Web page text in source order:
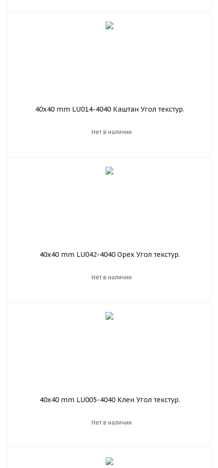
40х40 mm LU014-4040 Каштан Угол текстур.
Нет в наличии
40х40 mm LU042-4040 Орех Угол текстур.
Нет в наличии
40х40 mm LU005-4040 Клен Угол текстур.
Нет в наличии